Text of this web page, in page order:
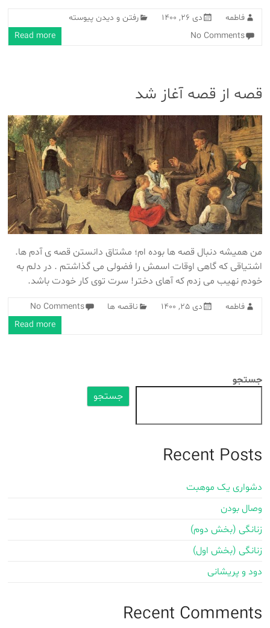
فاطمه دی 26, 1400
رفتن و دیدن پیوسته
No Comments
Read more
قصه از قصه آغاز شد
من همیشه دنبال قصه ها بوده ام؛ مشتاق دانستن قصه ی آدم ها.
اشتیاقی که گاهی اوقات اسمش را فضولی می گذاشتم . در دلم به
خودم نهیب می زدم که آهای دختر! سرت توی کار خودت باشد.
فاطمه دی 25, 1400 ناقصه ها
No Comments
Read more
جستجو
جستجو
Recent Posts
دشواری یک موهبت
وصال بودن
زنانگی (بخش دوم)
زنانگی (بخش اول)
دود و پریشانی
Recent Comments